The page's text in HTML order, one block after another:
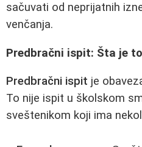
sačuvati od neprijatnih
venčanja.
Predbračni ispit: Šta je
Predbračni ispit je
To nije ispit u školskom
sveštenikom koji ima